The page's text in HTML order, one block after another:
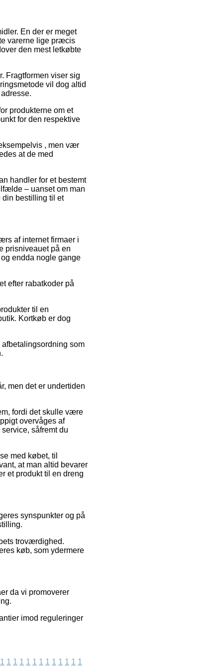
En der er meget
varerne lige præcis
den mest letkøbte
Fragtformen viser sig
vil dog altid
produkterne om et
for den respektive
, men vær
at de med
handler for et bestemt
– uanset om man
din bestilling til et
af internet firmaer i
prisniveauet på en
endda nogle gange
efter rabatkoder på
til en
Kortkøb er dog
som
men det er undertiden
fordi det skulle være
overvåges af
såfremt du
med købet, til
at man altid bevarer
et produkt til en dreng
synspunkter og på
troværdighed.
køb, som ydermere
da vi promoverer
imod reguleringer
1 1 1 1 1 1 1 1 1 1 1 1 1